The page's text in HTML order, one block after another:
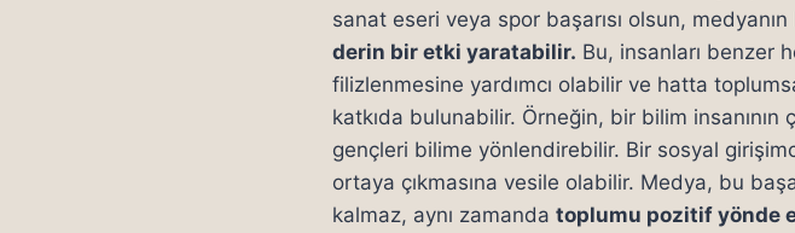
sanat eseri veya spor başarısı olsun,
derin bir etki yaratabilir. Bu, insanları benzer
filizlenmesine yardımcı olabilir ve hatta
katkıda bulunabilir. Örneğin, bir bilim insanının
gençleri bilime yönlendirebilir. Bir sosyal
ortaya çıkmasına vesile olabilir. Medya, bu
kalmaz, aynı zamanda toplumu pozitif yönde